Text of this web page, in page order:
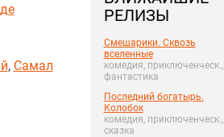
РЕЛИЗЫ
Смешарики. Сквозь
вселенные
комедия, приключенческ.,
фантастика
Последний богатырь.
Колобок
комедия, приключенческ.,
сказка
, Самал